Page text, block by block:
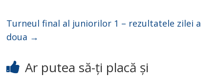
Turneul final al juniorilor 1 – rezultatele zilei a
doua →
Ar putea să-ți placă și